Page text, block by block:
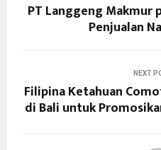
PT Langgeng Makmur
Penjualan
NEXT
Filipina Ketahuan
di Bali untuk